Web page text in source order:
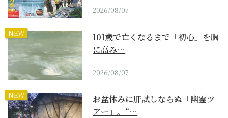
2026/08/07
NEW
101歳で亡くなるまで「初心」を胸
に高み…
2026/08/07
NEW
お盆休みに肝試しならぬ「幽霊ツ
アー」。“…